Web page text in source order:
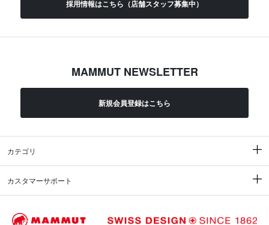
採用情報はこちら（店舗スタッフ募集中）
MAMMUT NEWSLETTER
新規会員登録はこちら
カテゴリ
カスタマーサポート